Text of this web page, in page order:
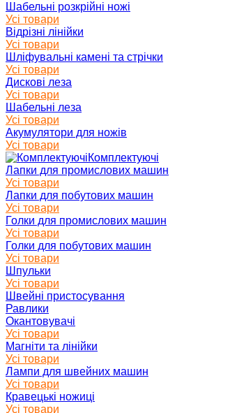
Шабельні розкрійні ножі
Усі товари
Відрізні лінійки
Усі товари
Шліфувальні камені та стрічки
Усі товари
Дискові леза
Усі товари
Шабельні леза
Усі товари
Акумулятори для ножів
Усі товари
Комплектуючі
Лапки для промислових машин
Усі товари
Лапки для побутових машин
Усі товари
Голки для промислових машин
Усі товари
Голки для побутових машин
Усі товари
Шпульки
Усі товари
Швейні пристосування
Равлики
Окантовувачі
Усі товари
Магніти та лінійки
Усі товари
Лампи для швейних машин
Усі товари
Кравецькі ножиці
Усі товари